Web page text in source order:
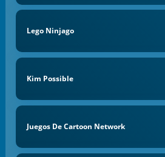
Lego Ninjago
Kim Possible
Juegos De Cartoon Network